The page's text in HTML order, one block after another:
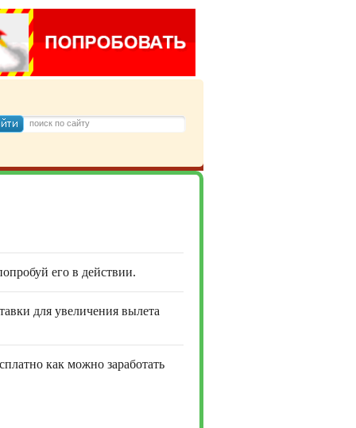
его в действии.
для увеличения вылета
как можно заработать